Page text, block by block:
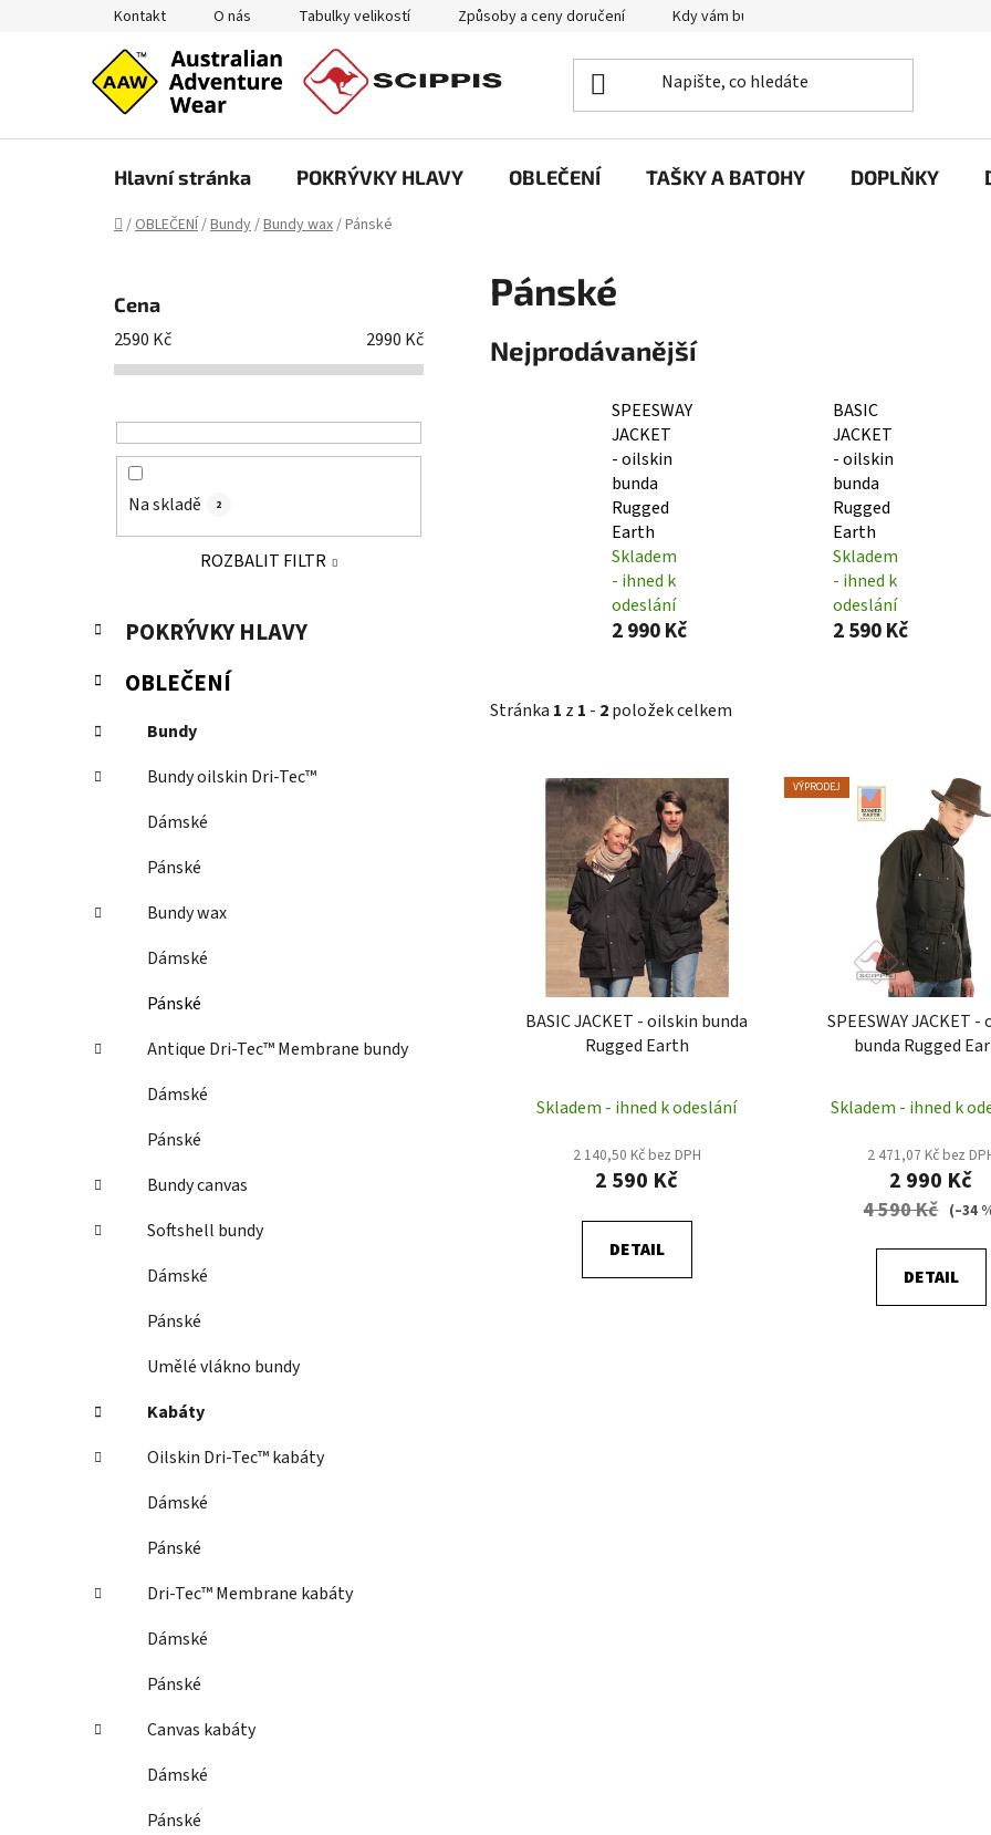
Kontakt O nás Tabulky velikostí Způsoby a ceny doručení Kdy vám bude zboží doručené?
Hlavní stránka POKRÝVKY HLAVY OBLEČENÍ TAŠKY A BATOHY DOPLŇKY
Domů
/OBLEČENÍ/Bundy/Bundy wax/Pánské
l
Cena
2590 Kč 2990 Kč
Na skladě 2
ROZBALIT FILTR
Přeskočit
kategorie
K
a
t
e
o
r
i
POKRÝVKY HLAVY
OBLEČENÍ
Bundy
Bundy oilskin Dri-Tec™
Dámské
Pánské
Bundy wax
Dámské
Pánské
Antique Dri-Tec™ Membrane bundy
Dámské
Pánské
Bundy canvas
Softshell bundy
Dámské
Pánské
Umělé vlákno bundy
Kabáty
Oilskin Dri-Tec™ kabáty
Dámské
Pánské
Dri-Tec™ Membrane kabáty
Dámské
Pánské
Canvas kabáty
Dámské
Pánské
Pánské
Nejprodávanější
SPEESWAY
JACKET
- oilskin
bunda
Rugged
Earth
Skladem
- ihned k
odeslání
2 990 Kč
BASIC
JACKET
- oilskin
bunda
Rugged
Earth
Skladem
- ihned k
odeslání
2 590 Kč
Stránka 1 z 1 - 2položek celkem
BASIC JACKET - oilskin bunda
Rugged Earth
Skladem - ihned k odeslání
2 140,50 Kč bez DPH
2 590 Kč
DETAIL
VÝPRODEJ
SPEESWAY JACKET
bunda Rugged
Skladem - ihned k
2 471,07 Kč bez
2 990 Kč
4 590 Kč (–34
DETAIL